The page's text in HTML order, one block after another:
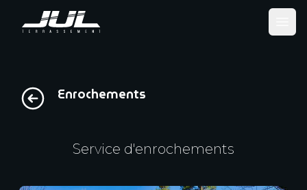
Enrochements
Service d'enrochements